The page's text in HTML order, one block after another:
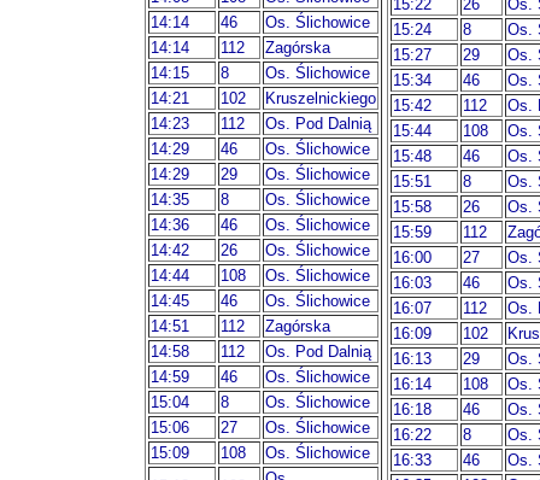
14:14
46
Os. Ślichowice
14:14
112
Zagórska
14:15
8
Os. Ślichowice
14:21
102
Kruszelnickiego
14:23
112
Os. Pod Dalnią
14:29
46
Os. Ślichowice
14:29
29
Os. Ślichowice
14:35
8
Os. Ślichowice
14:36
46
Os. Ślichowice
14:42
26
Os. Ślichowice
14:44
108
Os. Ślichowice
14:45
46
Os. Ślichowice
14:51
112
Zagórska
14:58
112
Os. Pod Dalnią
14:59
46
Os. Ślichowice
15:04
8
Os. Ślichowice
15:06
27
Os. Ślichowice
15:09
108
Os. Ślichowice
15:22
26
Os.
15:24
8
Os.
15:27
29
Os.
15:34
46
Os.
15:42
112
Os.
15:44
108
Os.
15:48
46
Os.
15:51
8
Os.
15:58
26
Os.
15:59
112
16:00
27
Os.
16:03
46
Os.
16:07
112
Os.
16:09
102
16:13
29
Os.
16:14
108
Os.
16:18
46
Os.
16:22
8
Os.
16:33
46
Os.